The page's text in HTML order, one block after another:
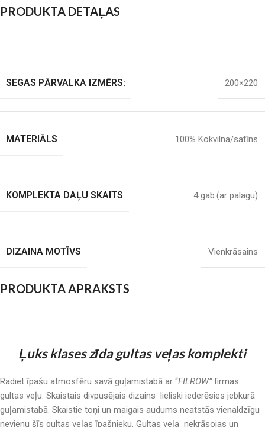
PRODUKTA DETAĻAS
SEGAS PĀRVALKA IZMĒRS: 200×220
MATERIĀLS 100% Kokvilna/satīns
KOMPLEKTA DAĻU SKAITS 4 gab.(ar palagu)
DIZAINA MOTĪVS Vienkrāsains
PRODUKTA APRAKSTS
Ļuks klases zīda gultas veļas komplekti
Radiet īpašu atmosfēru savā guļamistabā ar “FILROW”firmas
gultas veļu. Skaistais divpusējais dizains lieliski iederēsies jebkurā
guļamistabā. Skaistie toņi un maigais audums neatstās vienaldzīgu
nevienu šīs gultas veļas īpašnieku. Gultas veļa nekrāsojas un